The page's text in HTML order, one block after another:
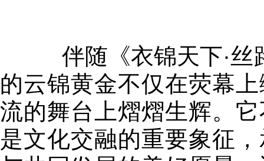
伴随《衣锦天下·丝
的云锦黄金不仅在荧幕
流的舞台上熠熠生辉。
是文化交融的重要象征